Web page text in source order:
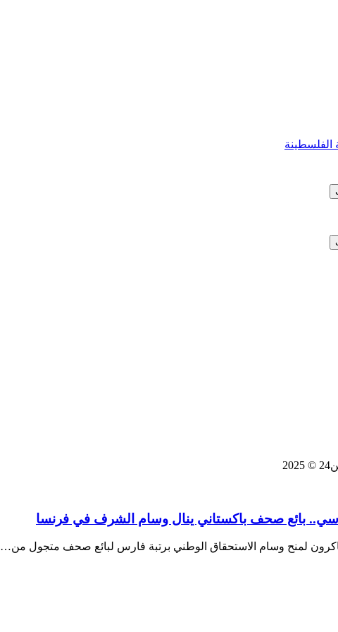
الفلسطينة
بائع صحف باكستاني ينال وسام الشرف في فرنسا
لمنح وسام الاستحقاق الوطني برتبة فارس لبائع صحف متجول من…